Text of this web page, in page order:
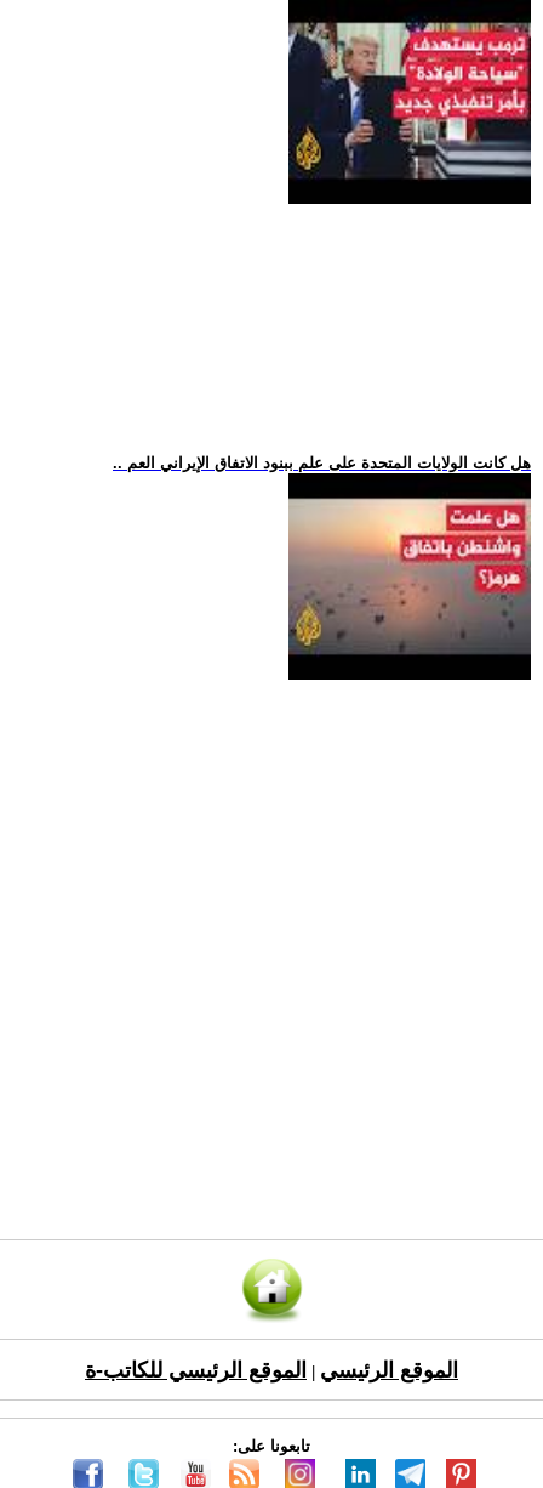
.. هل كانت الولايات المتحدة على علم ببنود الاتفاق الإيراني العم
الموقع الرئيسي الموقع الرئيسي للكاتب-ة
تابعونا على: